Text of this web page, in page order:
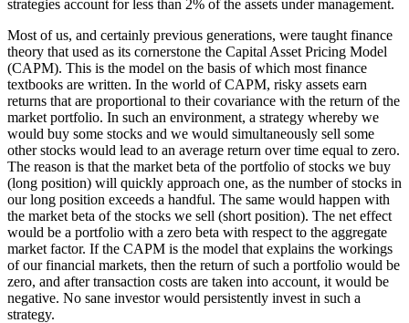
strategies account for less than 2% of the assets under management.
Most of us, and certainly previous generations, were taught finance
theory that used as its cornerstone the Capital Asset Pricing Model
(CAPM). This is the model on the basis of which most finance
textbooks are written. In the world of CAPM, risky assets earn
returns that are proportional to their covariance with the return of the
market portfolio. In such an environment, a strategy whereby we
would buy some stocks and we would simultaneously sell some
other stocks would lead to an average return over time equal to zero.
The reason is that the market beta of the portfolio of stocks we buy
(long position) will quickly approach one, as the number of stocks in
our long position exceeds a handful. The same would happen with
the market beta of the stocks we sell (short position). The net effect
would be a portfolio with a zero beta with respect to the aggregate
market factor. If the CAPM is the model that explains the workings
of our financial markets, then the return of such a portfolio would be
zero, and after transaction costs are taken into account, it would be
negative. No sane investor would persistently invest in such a
strategy.